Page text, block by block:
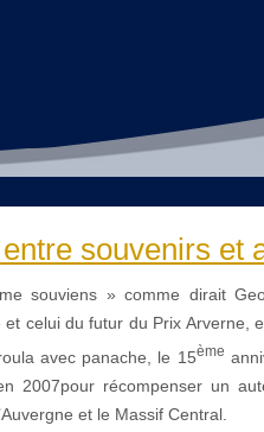
souvenirs et
souviens » comme dirait
et celui du futur du Prix Arverne,
avec panache, le 15ème
2007pour récompenser un
et le Massif Central.